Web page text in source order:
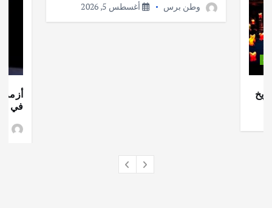
وطن برس أغسطس 5, 2026
أزمة
في